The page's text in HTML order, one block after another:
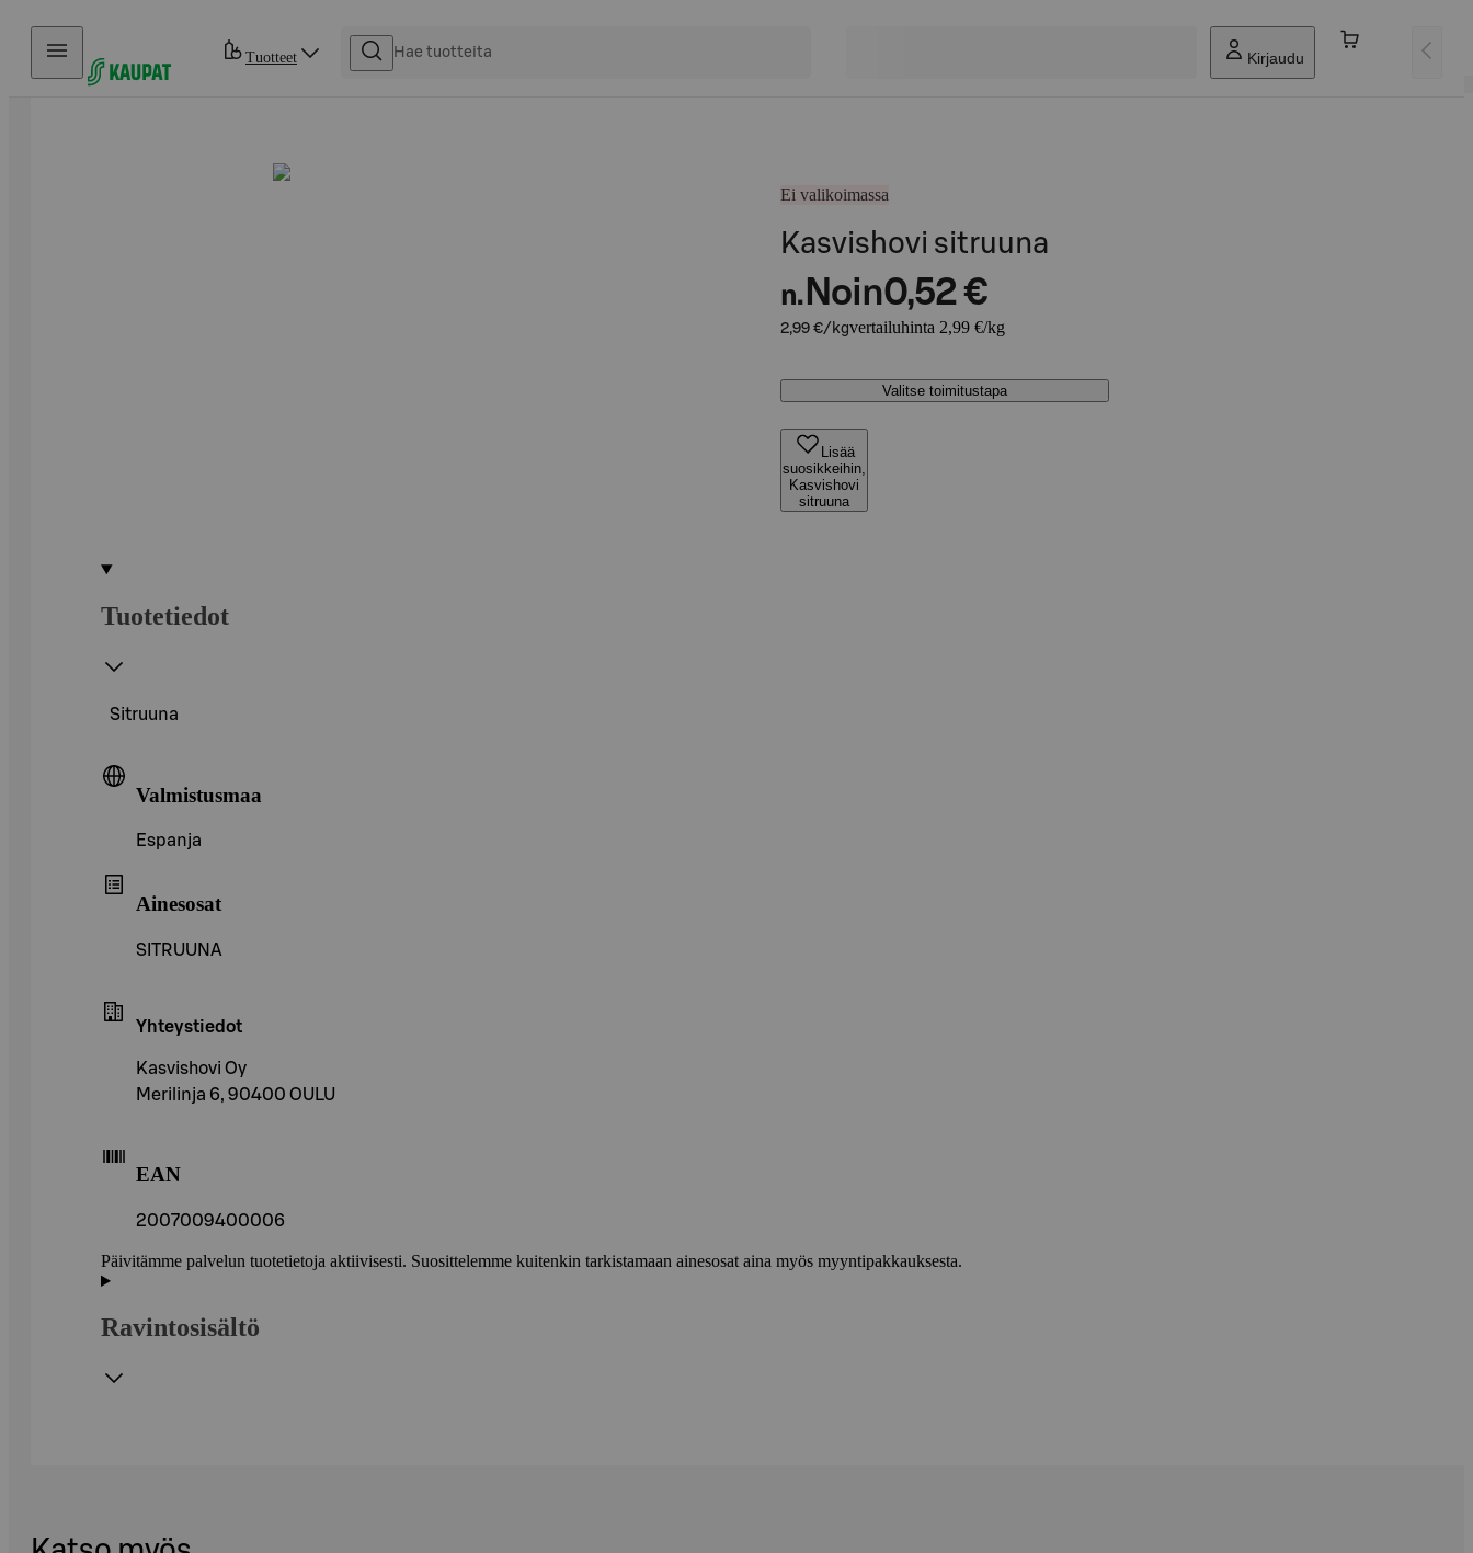
Hyppää sisältöön
Tuotteet Kirjaudu
Ei valikoimassa
Kasvishovi sitruuna
n. Noin0,52 €
2,99 €/kgvertailuhinta 2,99 €/kg
Valitse toimitustapa
Lisää
suosikkeihin,
Kasvishovi
sitruuna
Tuotetiedot
Sitruuna
Valmistusmaa
Espanja
Ainesosat
SITRUUNA
Yhteystiedot
Kasvishovi Oy
Merilinja 6, 90400 OULU
EAN
2007009400006
Päivitämme palvelun tuotetietoja aktiivisesti. Suosittelemme kuitenkin tarkistamaan ainesosat aina myös myyntipakkauksesta.
Ravintosisältö